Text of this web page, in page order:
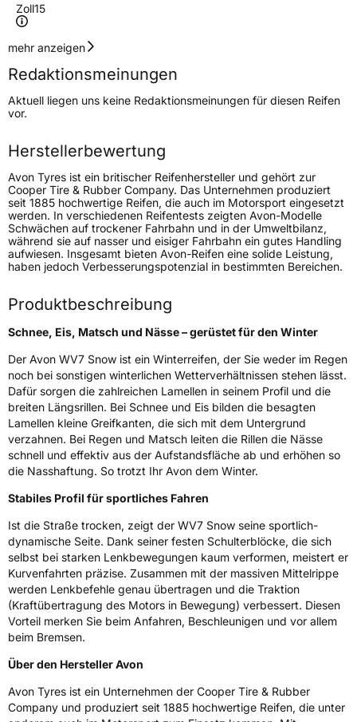
Zoll15
Geschwindigkeitsindex
Höchstgeschwindigkeit
210 km/h
Lastindex82
Höchstlast475 kg
Gewicht (in kg)
7,5 kg
Generelle Merkmale
FahrzeugtypPKW
VerwendungWinterreifen
FahrzeugartPKW & SUV
Weitere Eigenschaften
SchlauchtypTL
ZustandNeureifen
M+SJa
EU Label
EffizienzE
Nasshaftung
Rollgeräusch (Klasse) B
Rollgeräusch (dB)
FahrzeugklasseC1
3PMSF / Schneeflockensymbol / Alpine-SymbolJa
mehr anzeigen
Redaktionsmeinungen
Aktuell liegen uns keine Redaktionsmeinungen für diesen Reifen
vor.
Herstellerbewertung
Avon Tyres ist ein britischer Reifenhersteller und gehört zur
Cooper Tire & Rubber Company. Das Unternehmen produziert
seit 1885 hochwertige Reifen, die auch im Motorsport eingesetzt
werden. In verschiedenen Reifentests zeigten Avon-Modelle
Schwächen auf trockener Fahrbahn und in der Umweltbilanz,
während sie auf nasser und eisiger Fahrbahn ein gutes Handling
aufwiesen. Insgesamt bieten Avon-Reifen eine solide Leistung,
haben jedoch Verbesserungspotenzial in bestimmten Bereichen.
Produktbeschreibung
Schnee, Eis, Matsch und Nässe – gerüstet für den Winter
Der Avon WV7 Snow ist ein Winterreifen, der Sie weder im Regen
noch bei sonstigen winterlichen Wetterverhältnissen stehen lässt.
Dafür sorgen die zahlreichen Lamellen in seinem Profil und die
breiten Längsrillen. Bei Schnee und Eis bilden die besagten
Lamellen kleine Greifkanten, die sich mit dem Untergrund
verzahnen. Bei Regen und Matsch leiten die Rillen die Nässe
schnell und effektiv aus der Aufstandsfläche ab und erhöhen so
die Nasshaftung. So trotzt Ihr Avon dem Winter.
Stabiles Profil für sportliches Fahren
Ist die Straße trocken, zeigt der WV7 Snow seine sportlich-
dynamische Seite. Dank seiner festen Schulterblöcke, die sich
selbst bei starken Lenkbewegungen kaum verformen, meistert er
Kurvenfahrten präzise. Zusammen mit der massiven Mittelrippe
werden Lenkbefehle genau übertragen und die Traktion
(Kraftübertragung des Motors in Bewegung) verbessert. Diesen
Vorteil merken Sie beim Anfahren, Beschleunigen und vor allem
beim Bremsen.
Über den Hersteller Avon
Avon Tyres ist ein Unternehmen der Cooper Tire & Rubber
Company und produziert seit 1885 hochwertige Reifen, die unter